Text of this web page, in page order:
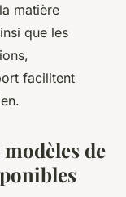
matière
que les
facilitent
de